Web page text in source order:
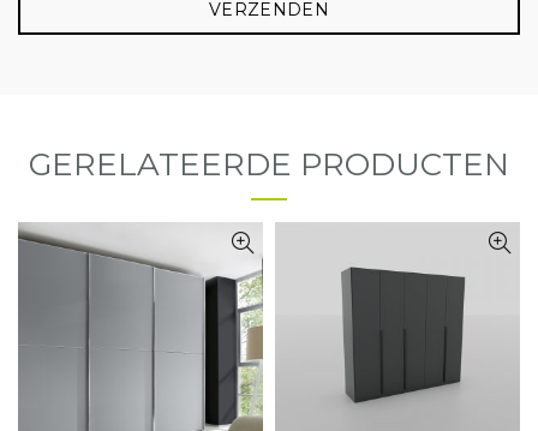
GERELATEERDE PRODUCTEN